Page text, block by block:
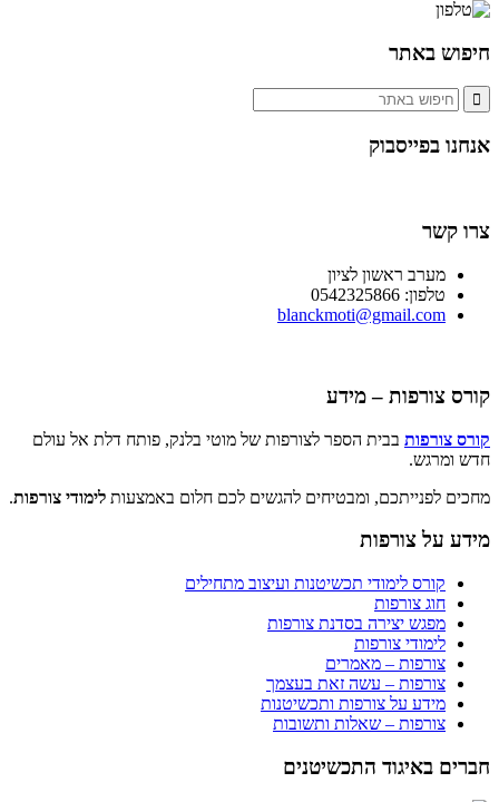
חיפוש באתר
אנחנו בפייסבוק
צרו קשר
מערב ראשון לציון
טלפון: 0542325866
blanckmoti@gmail.com
קורס צורפות – מידע
קורס צורפות בבית הספר לצורפות של מוטי בלנק, פותח דלת אל עולם
חדש ומרגש.
מחכים לפנייתכם, ומבטיחים להגשים לכם חלום באמצעות לימודי צורפות.
מידע על צורפות
קורס לימודי תכשיטנות ועיצוב מתחילים
חוג צורפות
מפגש יצירה בסדנת צורפות
לימודי צורפות
צורפות – מאמרים
צורפות – עשה זאת בעצמך
מידע על צורפות ותכשיטנות
צורפות – שאלות ותשובות
חברים באיגוד התכשיטנים